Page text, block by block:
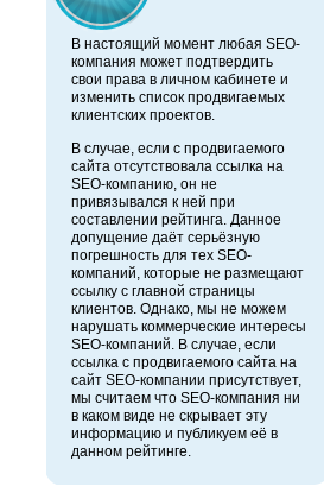
В настоящий момент любая SEO-
компания может подтвердить
свои права в личном кабинете и
изменить список продвигаемых
клиентских проектов.
В случае, если с продвигаемого
сайта отсутствовала ссылка на
SEO-компанию, он не
привязывался к ней при
составлении рейтинга. Данное
допущение даёт серьёзную
погрешность для тех SEO-
компаний, которые не размещают
ссылку с главной страницы
клиентов. Однако, мы не можем
нарушать коммерческие интересы
SEO-компаний. В случае, если
ссылка с продвигаемого сайта на
сайт SEO-компании присутствует,
мы считаем что SEO-компания ни
в каком виде не скрывает эту
информацию и публикуем её в
данном рейтинге.